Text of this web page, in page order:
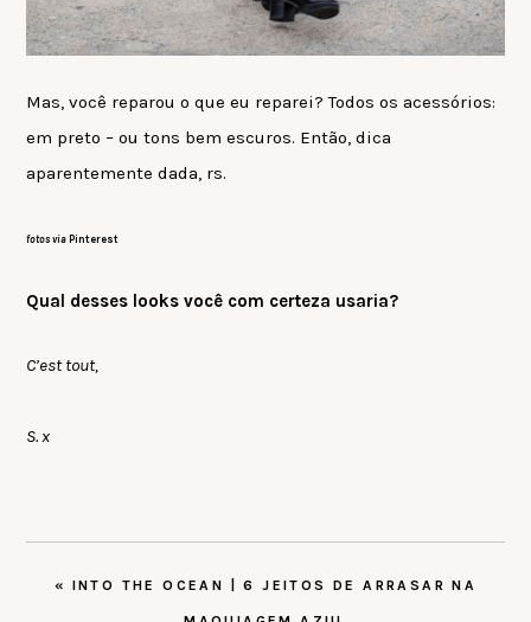
Mas, você reparou o que eu reparei? Todos os acessórios:
em preto – ou tons bem escuros. Então, dica
aparentemente dada, rs.
fotos via Pinterest
Qual desses looks você com certeza usaria?
C’est tout,
S. x
POST
« INTO THE OCEAN | 6 JEITOS DE ARRASAR NA